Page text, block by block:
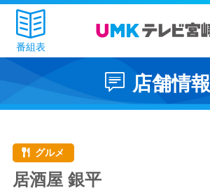
番組表
店舗情報
グルメ
居酒屋 銀平